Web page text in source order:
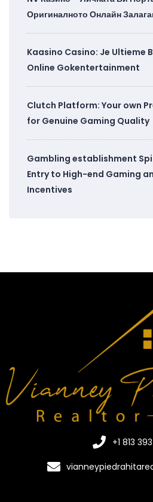
Оригиналното Онлайн
Kaasino Casino: Je Ultieme
Online Gokentertainment
Clutch Platform: Your own
for Genuine Gaming Quality
Gambling establishment
Entry to High-end Gaming
Incentives
+1 813